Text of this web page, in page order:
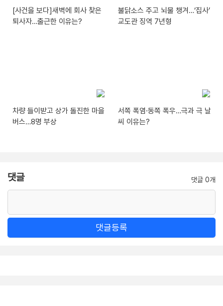
[사건을 보다]새벽에 회사 찾은
퇴사자…출근한 이유는?
불닭소스 주고 뇌물 챙겨…‘집사’
교도관 징역 7년형
차량 들이받고 상가 돌진한 마을
버스…8명 부상
서쪽 폭염·동쪽 폭우…극과 극 날
씨 이유는?
댓글 댓글 0개
댓글등록